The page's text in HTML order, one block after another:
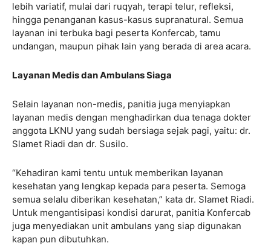
lebih variatif, mulai dari ruqyah, terapi telur, refleksi,
hingga penanganan kasus-kasus supranatural. Semua
layanan ini terbuka bagi peserta Konfercab, tamu
undangan, maupun pihak lain yang berada di area acara.
Layanan Medis dan Ambulans Siaga
Selain layanan non-medis, panitia juga menyiapkan
layanan medis dengan menghadirkan dua tenaga dokter
anggota LKNU yang sudah bersiaga sejak pagi, yaitu: dr.
Slamet Riadi dan dr. Susilo.
“Kehadiran kami tentu untuk memberikan layanan
kesehatan yang lengkap kepada para peserta. Semoga
semua selalu diberikan kesehatan,” kata dr. Slamet Riadi.
Untuk mengantisipasi kondisi darurat, panitia Konfercab
juga menyediakan unit ambulans yang siap digunakan
kapan pun dibutuhkan.